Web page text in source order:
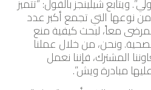
نوعها التي تجمع أكبر عدد
معاً، لبحث كيفية منع
ونحن، من خلال عملنا
المشترك، فإننا نعمل
مبادرة ويش”.